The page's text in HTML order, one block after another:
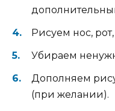
Рисуем нос,
Убираем
Дополняем
(при желании).